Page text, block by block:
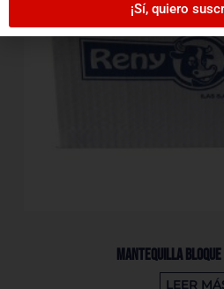
Mantequilla Bloque
LEER
¡Sí, quiero